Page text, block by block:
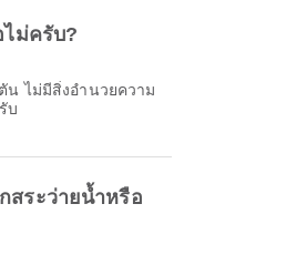
ไม่ครับ?
น ไม่มีสิ่งอำนวยความ
บ
สระว่ายน้ำหรือ